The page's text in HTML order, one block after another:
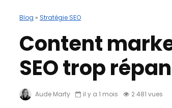
Blog » Stratégie SEO
Content
SEO trop
Aude Marty il y a 1 mois 2 481 vues